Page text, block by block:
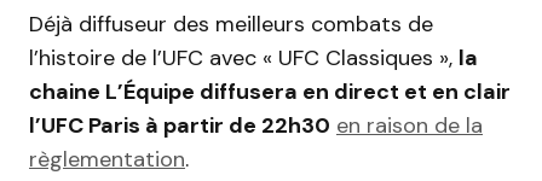
Déjà diffuseur des meilleurs combats de
l’histoire de l’UFC avec « UFC Classiques », la
chaine L’Équipe diffusera en direct et en clair
l’UFC Paris à partir de 22h30 en raison de la
règlementation.